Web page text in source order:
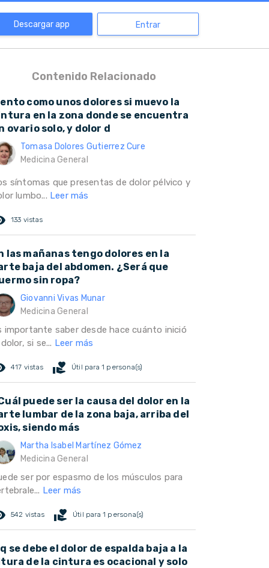
Descargar app Entrar
Contenido Relacionado
como unos dolores si muevo la
en la zona donde se encuentra
ovario solo, y dolor d
Tomasa Dolores Gutierrez Cure
Medicina General
síntomas que presentas de dolor pélvico y
lumbo... Leer más
133 vistas
las mañanas tengo dolores en la
baja del abdomen. ¿Será que
sin ropa?
Giovanni Vivas Munar
Medicina General
importante saber desde hace cuánto inició
si se... Leer más
417 vistas volunteer_activism Útil para 1 persona(s)
puede ser la causa del dolor en la
lumbar de la zona baja, arriba del
siendo más
Martha Isabel Martínez Gómez
Medicina General
ser por espasmo de los músculos para
Leer más
542 vistas volunteer_activism Útil para 1 persona(s)
se debe el dolor de espalda baja a la
de la cintura es ocacional y solo